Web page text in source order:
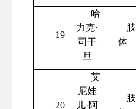
19
哈
力克·
司干
旦
肢
体
20
艾
尼娃
儿·阿
肢